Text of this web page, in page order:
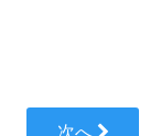
次へ